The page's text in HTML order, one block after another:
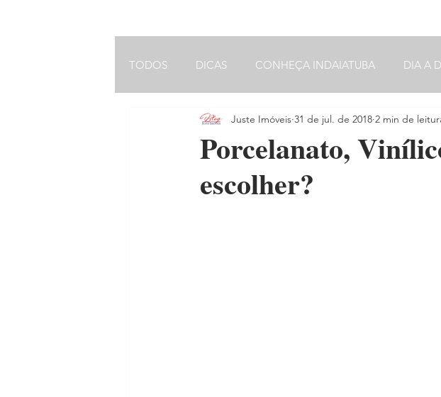
TODOS DICAS CONHEÇA INDAIATUBA DIA A
ARQUITETURA
Porcelanato,
escolher?
Juste Imóveis 31 de jul. de 2018 2 min de